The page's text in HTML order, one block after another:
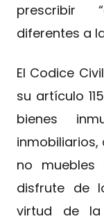
prescribir
diferentes a
El Codice
su artículo
bienes
inmobiliarios,
no
disfrute de
virtud de la